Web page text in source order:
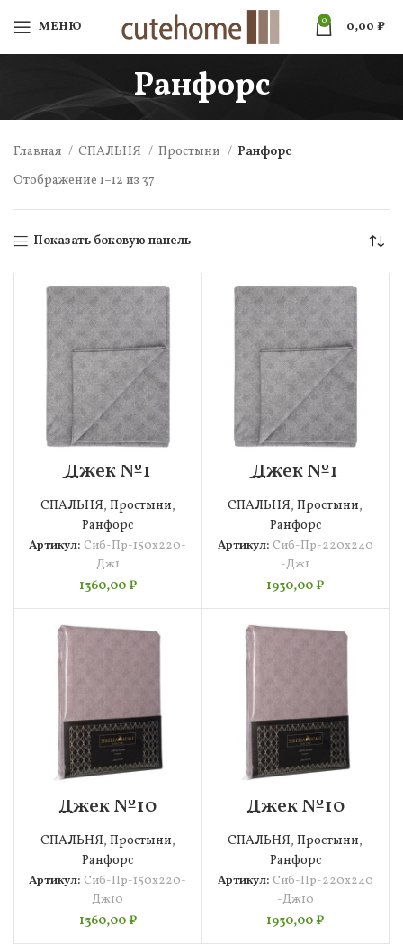
МЕНЮ 0 0,00 ₽
Ранфорс
Главная СПАЛЬНЯ Простыни
Ранфорс
Отображение 1–12 из 37
Показать боковую панель
Джек №1
Простыня
150х220 Siberia
СПАЛЬНЯ, Простыни,
Ранфорс
Артикул: Сиб-Пр-150х220-
Дж1
1360,00₽
Джек №1
Простыня
220х240 Siberia
СПАЛЬНЯ,Простыни,
Ранфорс
Артикул: Сиб-Пр-220х240
-Дж1
1930,00₽
Джек №10
Простыня
150х220 Siberia
СПАЛЬНЯ, Простыни,
Ранфорс
Артикул: Сиб-Пр-150х220-
Дж10
1360,00₽
Джек №10
Простыня
220х240 Siberia
СПАЛЬНЯ,Простыни,
Ранфорс
Артикул: Сиб-Пр-220х240
-Дж10
1930,00₽